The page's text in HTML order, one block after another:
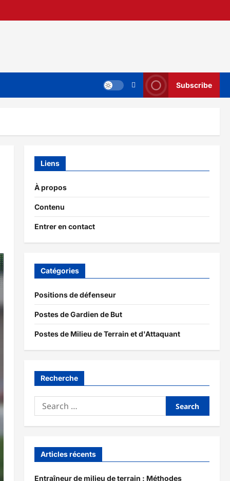
Subscribe
Liens
À propos
Contenu
Entrer en contact
Catégories
Positions de défenseur
Postes de Gardien de But
Postes de Milieu de Terrain et d'Attaquant
Recherche
Search
for:
Articles récents
Entraîneur de milieu de terrain : Méthodes